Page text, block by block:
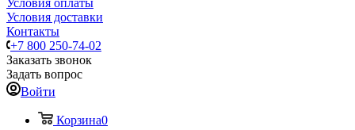
Условия оплаты
Условия доставки
Контакты
+7 800 250-74-02
Заказать звонок
Задать вопрос
Войти
Корзина0